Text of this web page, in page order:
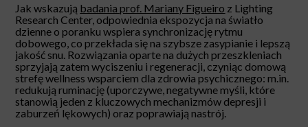
Jak wskazują badania prof. Mariany Figueiro z Lighting
Research Center, odpowiednia ekspozycja na światło
dzienne o poranku wspiera synchronizację rytmu
dobowego, co przekłada się na szybsze zasypianie i lepszą
jakość snu. Rozwiązania oparte na dużych przeszkleniach
sprzyjają zatem wyciszeniu i regeneracji, czyniąc domową
strefę wellness wsparciem dla zdrowia psychicznego: m.in.
redukują ruminację (uporczywe, negatywne myśli, które
stanowią jeden z kluczowych mechanizmów depresji i
zaburzeń lękowych) oraz poprawiają nastrój.